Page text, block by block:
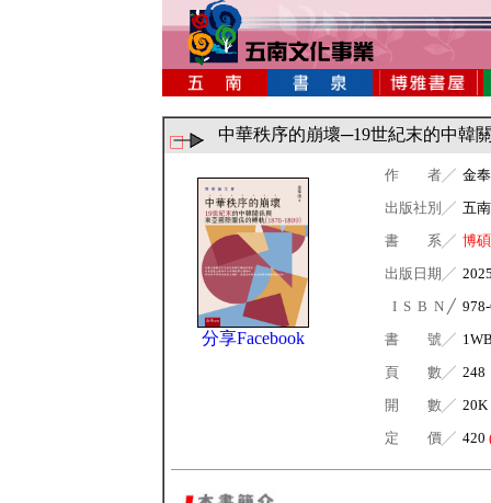
中華秩序的崩壞─19世紀末的中韓
分享Facebook
作 者╱ 金
出版社別╱ 五南
書 系╱ 博
出版日期╱
I S B N ╱
書 號╱
頁 數╱ 248
開 數╱ 20K
定 價╱ 420